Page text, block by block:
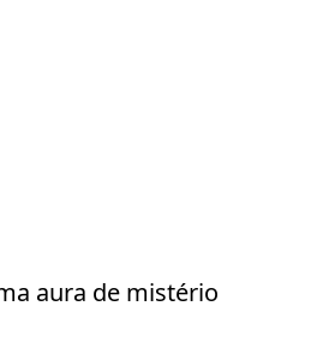
aura de mistério